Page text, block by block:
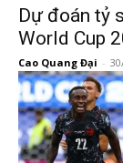
Dự đoán tỷ
World Cup
Cao Quang Đại -